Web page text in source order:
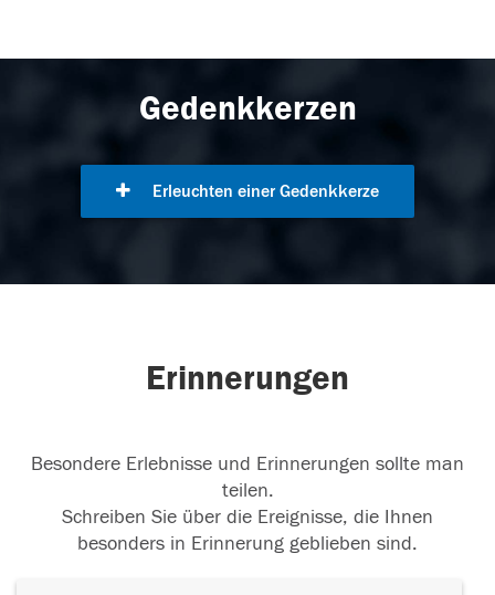
Gedenkkerzen
Erleuchten einer Gedenkkerze
Erinnerungen
Besondere Erlebnisse und Erinnerungen sollte man
teilen.
Schreiben Sie über die Ereignisse, die Ihnen
besonders in Erinnerung geblieben sind.